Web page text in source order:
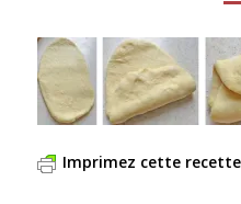
Imprimez cette recette